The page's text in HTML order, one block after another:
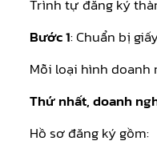
Trình tự đăng ký
Bước 1: Chuẩn bị
Mỗi loại hình doanh
Thứ nhất, doanh
Hồ sơ đăng ký gồm: